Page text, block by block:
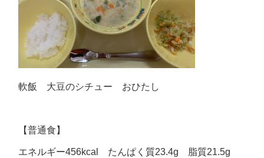
軟飯 大豆のシチュー おひたし
【普通食】
エネルギー456kcal たんぱく質23.4g 脂質21.5g